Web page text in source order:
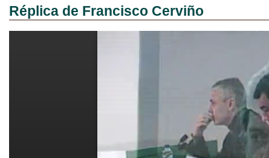
Réplica de Francisco Cerviño